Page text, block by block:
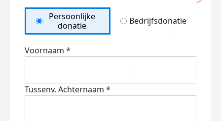
Persoonlijke
donatie
Bedrijfsdonatie
Voornaam *
Tussenv. Achternaam *